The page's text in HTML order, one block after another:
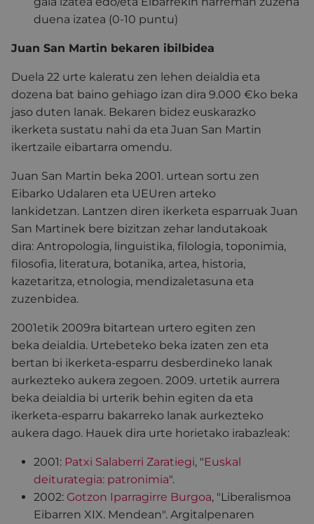
duena izatea (0-10 puntu)
Juan San Martin bekaren ibilbidea
Duela 22 urte kaleratu zen lehen deialdia eta
dozena bat baino gehiago izan dira 9.000 €ko beka
jaso duten lanak. Bekaren bidez euskarazko
ikerketa sustatu nahi da eta Juan San Martin
ikertzaile eibartarra omendu.
Juan San Martin beka 2001. urtean sortu zen
Eibarko Udalaren eta UEUren arteko
lankidetzan. Lantzen diren ikerketa esparruak Juan
San Martinek bere bizitzan zehar landutakoak
dira: Antropologia, linguistika, filologia, toponimia,
filosofia, literatura, botanika, artea, historia,
kazetaritza, etnologia, mendizaletasuna eta
zuzenbidea.
2001etik 2009ra bitartean urtero egiten zen
beka deialdia. Urtebeteko beka izaten zen eta
bertan bi ikerketa-esparru desberdineko lanak
aurkezteko aukera zegoen. 2009. urtetik aurrera
beka deialdia bi urterik behin egiten da eta
ikerketa-esparru bakarreko lanak aurkezteko
aukera dago. Hauek dira urte horietako irabazleak:
2001: Patxi Salaberri Zaratiegi, "Euskal
deiturategia: patronimia".
2002: Gotzon Iparragirre Burgoa, "Liberalismoa
Eibarren XIX. Mendean". Argitalpenaren